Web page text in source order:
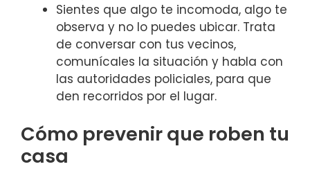
Sientes que algo te incomoda, algo te
observa y no lo puedes ubicar. Trata
de conversar con tus vecinos,
comunícales la situación y habla con
las autoridades policiales, para que
den recorridos por el lugar.
Cómo prevenir que roben tu
casa